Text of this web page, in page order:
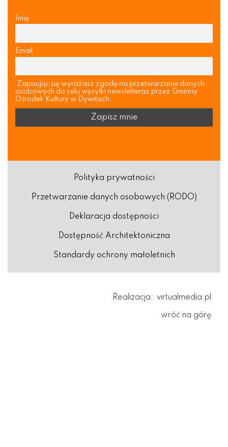
Imię
Email
Zapisując się wyrażasz zgodę na przetwarzanie danych
osobowych do celu wysyłki newsletteraz przez Gminny
Ośrodek Kultury w Dywitach.
Polityka prywatności
Przetwarzanie danych osobowych (RODO)
Deklaracja dostępności
Dostępność Architektoniczna
Standardy ochrony małoletnich
Realizacja: virtualmedia.pl
wróć na górę